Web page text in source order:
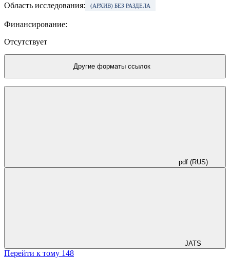
Область исследования: (АРХИВ) БЕЗ РАЗДЕЛА
Финансирование:
Отсутствует
Другие форматы ссылок
pdf (RUS)
JATS
Перейти к тому 148